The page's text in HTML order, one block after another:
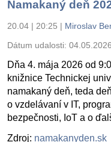
Namakaný deň
20.04 | 20:25 | Miroslav
Dátum udalosti: 04.05.2026
Dňa 4. mája 2026 od
knižnice Technickej
namakaný deň, teda
o vzdelávaní v IT,
bezpečnosti, IoT a o
Zdroj: namakanyden.sk